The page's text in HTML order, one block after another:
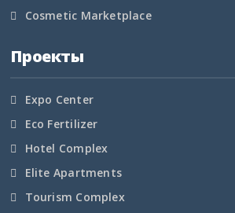
Красноярский край
Cosmetic Marketplace
Проекты
Expo Center
Eco Fertilizer
Hotel Complex
Elite Apartments
Tourism Complex